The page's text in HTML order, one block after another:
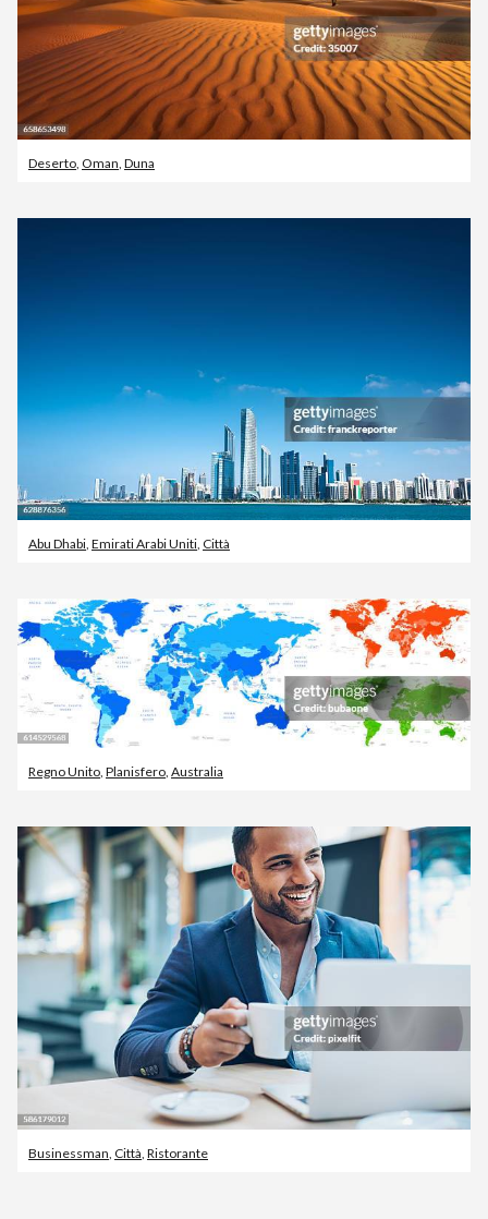
Deserto Oman Duna
Abu Dhabi, Emirati Arabi Uniti, Città
Regno Unito, Planisfero, Australia
Businessman Città Ristorante